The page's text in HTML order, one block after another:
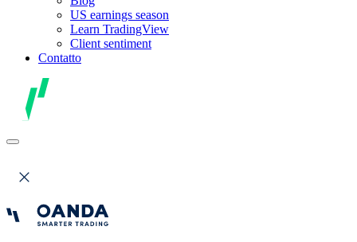
US earnings season
Learn TradingView
Client sentiment
Contatto